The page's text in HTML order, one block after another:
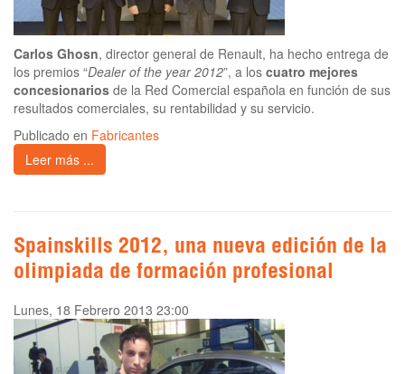
Carlos Ghosn, director general de Renault, ha hecho entrega de
los premios “Dealer of the year 2012”, a los cuatro mejores
concesionarios de la Red Comercial española en función de sus
resultados comerciales, su rentabilidad y su servicio.
Publicado en Fabricantes
Leer más ...
Spainskills 2012, una nueva edición de la
olimpiada de formación profesional
Lunes, 18 Febrero 2013 23:00